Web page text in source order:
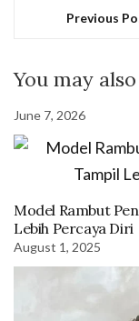
Previous
You may
June 7, 2026
Model Rambut
Lebih Percaya Diri
August 1, 2025